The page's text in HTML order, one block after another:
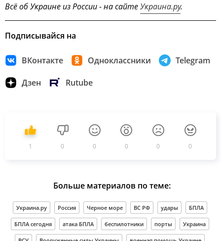
Всё об Украине из России - на сайтеУкраина.ру.
Подписывайся на
ВКонтакте Одноклассники Telegram
Дзен Rutube
1 0 0 0 0 0
Больше материалов по теме:
Украина.ру Россия Черное море ВС РФ удары БПЛА
БПЛА сегодня атака БПЛА беспилотники порты Украина